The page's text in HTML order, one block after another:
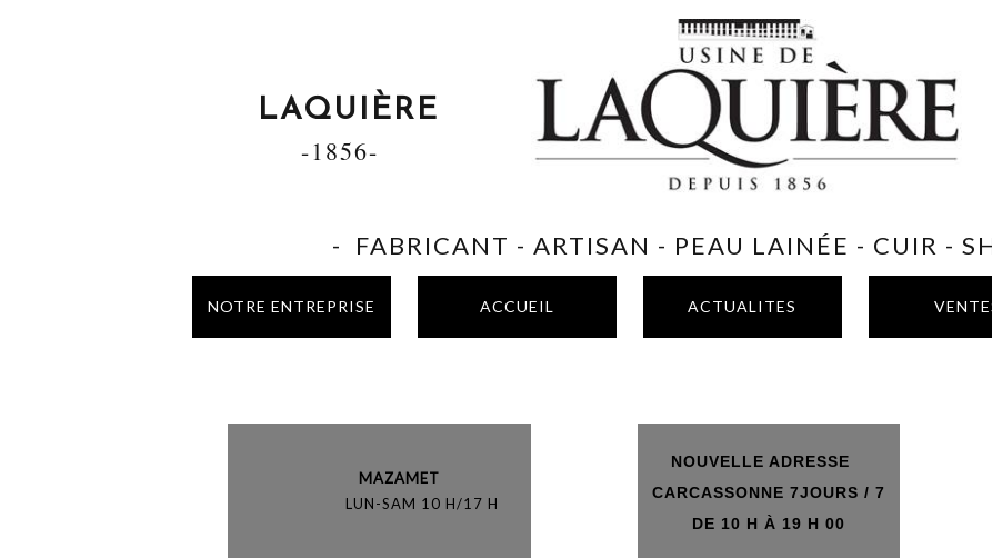
LAQUIÈRE
-1856-
NOUVELLE ADRESSE
CARCASSONNE 7JOURS / 7
DE 10 H À 19 H 00
- FABRICANT - ARTISAN - PEAU LAINÉE - CUIR -
MAZAMET
LUN-SAM 10 H/17 H
NOTRE ENTREPRISE ACCUEIL ACTUALITES